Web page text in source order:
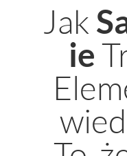
Jak
ie